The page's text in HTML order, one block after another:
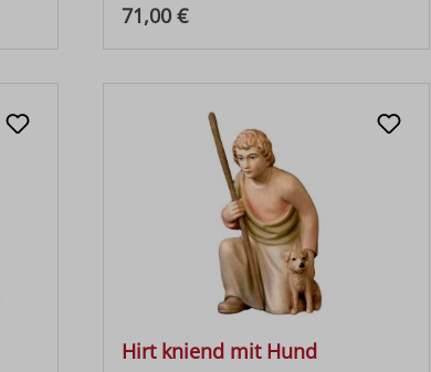
Regulärer Preis:
71,00 €
Hirt kniend mit Hund